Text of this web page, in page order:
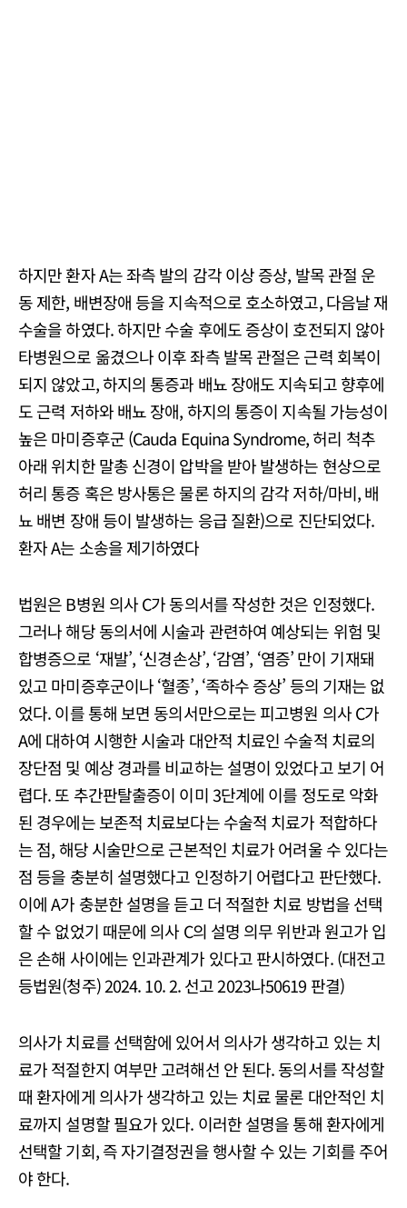
하지만 환자 A는 좌측 발의 감각 이상 증상, 발목 관절 운
동 제한, 배변장애 등을 지속적으로 호소하였고, 다음날 재
수술을 하였다. 하지만 수술 후에도 증상이 호전되지 않아
타병원으로 옮겼으나 이후 좌측 발목 관절은 근력 회복이
되지 않았고, 하지의 통증과 배뇨 장애도 지속되고 향후에
도 근력 저하와 배뇨 장애, 하지의 통증이 지속될 가능성이
높은 마미증후군 (Cauda Equina Syndrome, 허리 척추
아래 위치한 말총 신경이 압박을 받아 발생하는 현상으로
허리 통증 혹은 방사통은 물론 하지의 감각 저하/마비, 배
뇨 배변 장애 등이 발생하는 응급 질환)으로 진단되었다.
환자 A는 소송을 제기하였다
법원은 B병원 의사 C가 동의서를 작성한 것은 인정했다.
그러나 해당 동의서에 시술과 관련하여 예상되는 위험 및
합병증으로 ‘재발’, ‘신경손상’, ‘감염’, ‘염증’ 만이 기재돼
있고 마미증후군이나 ‘혈종’, ‘족하수 증상’ 등의 기재는 없
었다. 이를 통해 보면 동의서만으로는 피고병원 의사 C가
A에 대하여 시행한 시술과 대안적 치료인 수술적 치료의
장단점 및 예상 경과를 비교하는 설명이 있었다고 보기 어
렵다. 또 추간판탈출증이 이미 3단계에 이를 정도로 악화
된 경우에는 보존적 치료보다는 수술적 치료가 적합하다
는 점, 해당 시술만으로 근본적인 치료가 어려울 수 있다는
점 등을 충분히 설명했다고 인정하기 어렵다고 판단했다.
이에 A가 충분한 설명을 듣고 더 적절한 치료 방법을 선택
할 수 없었기 때문에 의사 C의 설명 의무 위반과 원고가 입
은 손해 사이에는 인과관계가 있다고 판시하였다. (대전고
등법원(청주) 2024. 10. 2. 선고 2023나50619 판결)
의사가 치료를 선택함에 있어서 의사가 생각하고 있는 치
료가 적절한지 여부만 고려해선 안 된다. 동의서를 작성할
때 환자에게 의사가 생각하고 있는 치료 물론 대안적인 치
료까지 설명할 필요가 있다. 이러한 설명을 통해 환자에게
선택할 기회, 즉 자기결정권을 행사할 수 있는 기회를 주어
야 한다.